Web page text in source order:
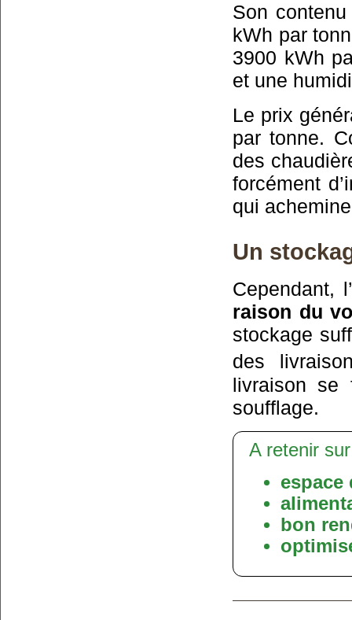
Son
kWh par
3900 kWh
et une
Le prix
par tonne.
des
forcément
qui
Un
Cependant,
raison du
stockage
des
livraison se
soufflage.
A retenir
espace
bon